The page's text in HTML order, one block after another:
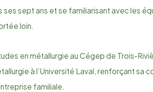
ses sept ans et se familiarisant avec les
loin.
en métallurgie au Cégep de Trois-
à l’Université Laval, renforçant sa
familiale.